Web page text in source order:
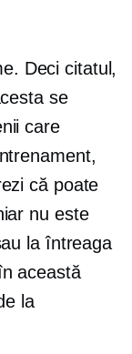
Deci citatul,
se
care
că poate
nu este
la întreaga
această
la